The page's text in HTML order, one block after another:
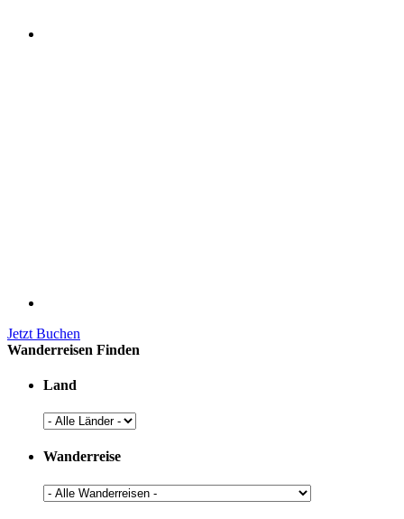
Jetzt Buchen
Wanderreisen Finden
Land
Wanderreise